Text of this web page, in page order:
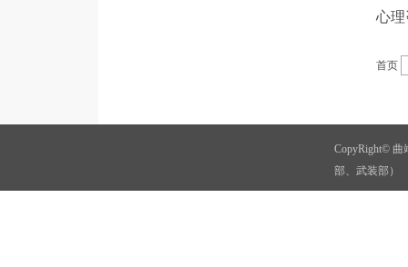
心
首页
CopyRight©
部、武装部）